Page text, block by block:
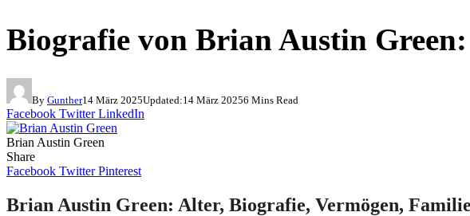
Biografie von Brian Austin
By Gunther14 März 2025Updated:14 März 20256 Mins Read
Facebook Twitter LinkedIn
Brian Austin Green
Share
Facebook Twitter Pinterest
Brian Austin Green: Alter, Biografie, Vermögen,